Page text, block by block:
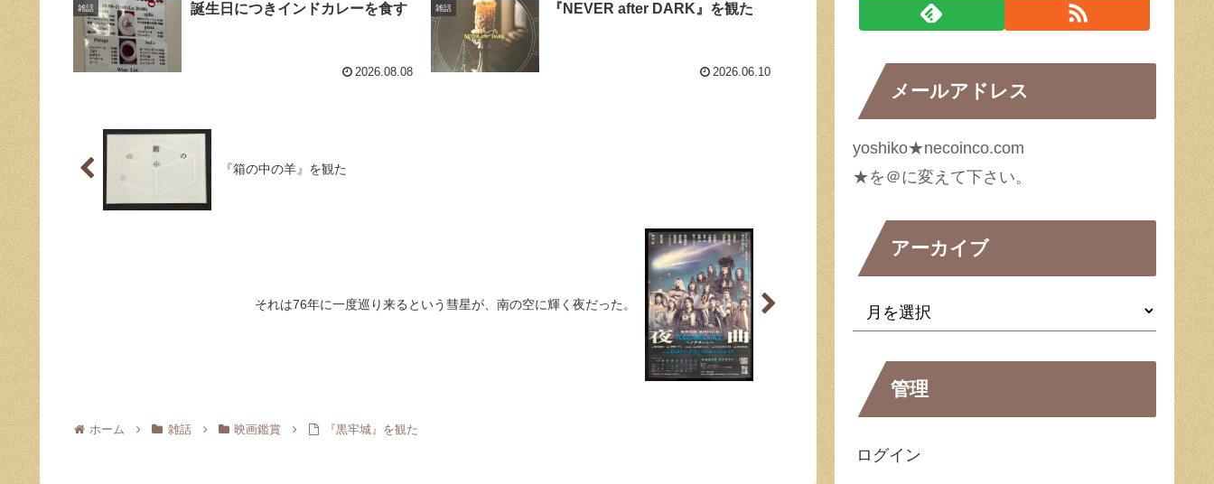
雑話 誕生日につきインドカレーを食す
2026.08.08
雑話 『NEVER after DARK』を観た
2026.06.10
『箱の中の羊』を観た
それは76年に一度巡り来るという彗星が、南の空に輝く夜だった。
ホーム 雑話 映画鑑賞 『黒牢城』を観た
メールアドレス
yoshiko★necoinco.com
★を＠に変えて下さい。
アーカイブ
管理
ログイン